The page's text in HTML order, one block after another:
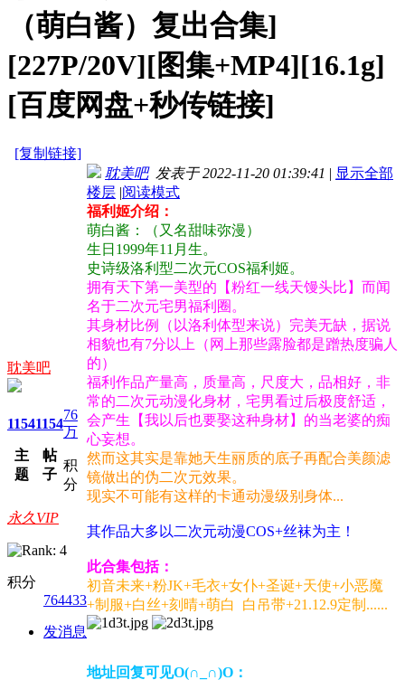
（萌白酱）复出合集]
[227P/20V][图集+MP4][16.1g]
[百度网盘+秒传链接]
[复制链接]
耽美吧
1154
主
题
1154
帖
子
76
万
积
分
永久VIP
积分
764433
发消息
耽美吧发表于 2022-11-20 01:39:41 | 显示全部
楼层 |阅读模式
福利姬介绍：
萌白酱：（又名甜味弥漫）
生日1999年11月生。
史诗级洛利型二次元COS福利姬。
拥有天下第一美型的【粉红一线天馒头比】而闻
名于二次元宅男福利圈。
其身材比例（以洛利体型来说）完美无缺，据说
相貌也有7分以上（网上那些露脸都是蹭热度骗人
的）
福利作品产量高，质量高，尺度大，品相好，非
常的二次元动漫化身材，宅男看过后极度舒适，
会产生【我以后也要娶这种身材】的当老婆的痴
心妄想。
然而这其实是靠她天生丽质的底子再配合美颜滤
镜做出的伪二次元效果。
现实不可能有这样的卡通动漫级别身体...
其作品大多以二次元动漫COS+丝袜为主！
此合集包括：
初音未来+粉JK+毛衣+女仆+圣诞+天使+小恶魔
+制服+白丝+刻晴+萌白 白吊带+21.12.9定制......
地址回复可见O(∩_∩)O：